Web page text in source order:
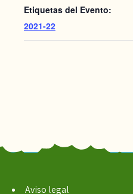
Etiquetas del Evento:
2021-22
Aviso legal